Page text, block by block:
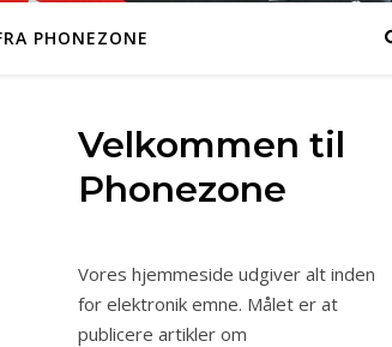
PHONEZONE
Velkommen til
Phonezone
Vores hjemmeside udgiver alt inden
for elektronik emne. Målet er at
publicere artikler om